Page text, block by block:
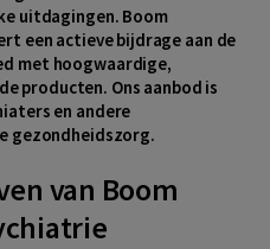
uitdagingen. Boom
een actieve bijdrage aan de
met hoogwaardige,
producten. Ons aanbod is
en andere
gezondheidszorg.
van Boom